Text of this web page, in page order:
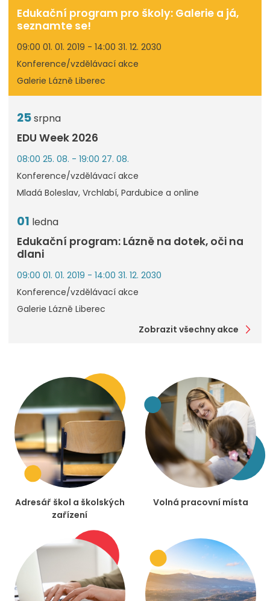
Edukační program pro školy: Galerie a já,
seznamte se!
09:00 01. 01. 2019 - 14:00 31. 12. 2030
Konference/vzdělávací akce
Galerie Lázně Liberec
25srpna
EDU Week 2026
08:00 25. 08. - 19:00 27. 08.
Konference/vzdělávací akce
Mladá Boleslav, Vrchlabí, Pardubice a online
01 ledna
Edukační program: Lázně na dotek, oči na
dlani
09:00 01. 01. 2019 - 14:00 31. 12. 2030
Konference/vzdělávací akce
Galerie Lázně Liberec
Zobrazit všechny akce
Adresář škol a školských
zařízení
Volná pracovní místa